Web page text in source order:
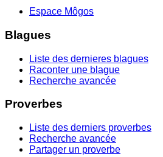
Espace Môgos
Blagues
Liste des dernieres blagues
Raconter une blague
Recherche avancée
Proverbes
Liste des derniers proverbes
Recherche avancée
Partager un proverbe